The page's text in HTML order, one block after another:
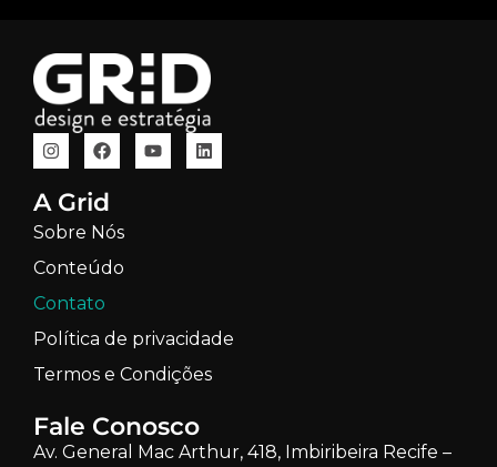
A Grid
Sobre Nós
Conteúdo
Contato
Política de privacidade
Termos e Condições
Fale Conosco
Av. General Mac Arthur, 418, Imbiribeira Recife –